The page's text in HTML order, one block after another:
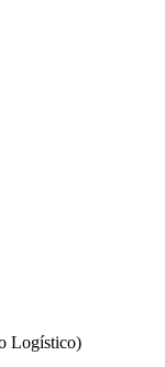
Logístico)